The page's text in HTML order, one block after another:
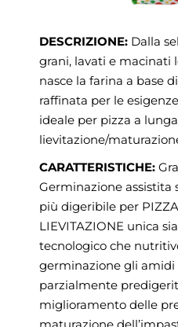
DESCRIZIONE: Dalla
grani, lavati e macinati
nasce la farina a base
raffinata per le
ideale per pizza a lunga
lievitazione/
CARATTERISTICHE:
Germinazione assistita
più digeribile per
LIEVITAZIONE unica
tecnologico che
germinazione gli amidi
parzialmente
miglioramento delle